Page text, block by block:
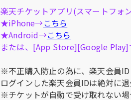
楽天チケットアプリ(スマートフォ
★iPhone→こちら
★Android→こちら
または、[App Store][Google Play]
※不正購入防止の為に、楽天会員
ログインした楽天会員IDは絶対に
※チケットが自動で受け取れない